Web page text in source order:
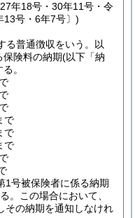
年18号・30年11号・令
13号・6年7号〕)
る普通徴収をいう。以
保険料の納期(以下「納
。
で
で
で
1号被保険者に係る納期
。
この場合において、
その納期を通知しなけれ